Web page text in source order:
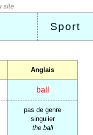
Sport
Anglais
ball
pas de genre
singulier
the ball